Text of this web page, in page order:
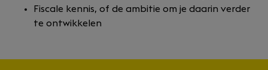
Fiscale kennis, of de ambitie om je daarin verder
te ontwikkelen